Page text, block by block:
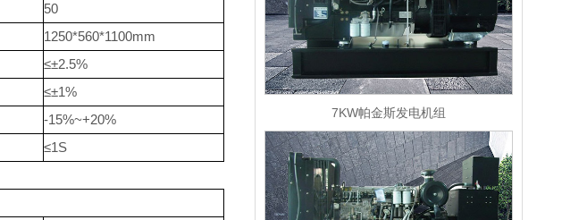
50
1250*560*1100mm
≤±2.5%
≤±1%
-15%~+20%
≤1S
7KW帕金斯发电机组